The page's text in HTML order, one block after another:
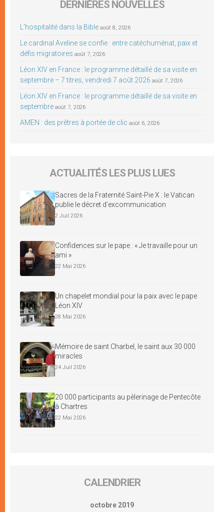
DERNIÈRES NOUVELLES
L’hospitalité dans la Bible août 8, 2026
Le cardinal Aveline se confie : entre catéchuménat, paix et
défis migratoires août 7, 2026
Léon XIV en France : le programme détaillé de sa visite en
septembre – 7 titres, vendredi 7 août 2026 août 7, 2026
Léon XIV en France : le programme détaillé de sa visite en
septembre août 7, 2026
AMEN : des prêtres à portée de clic août 6, 2026
ACTUALITÉS LES PLUS LUES
Sacres de la Fraternité Saint-Pie X : le Vatican
publie le décret d’excommunication
2 Juil 2026
Confidences sur le pape : « Je travaille pour un
ami »
22 Mai 2026
Un chapelet mondial pour la paix avec le pape
Léon XIV
28 Mai 2026
Mémoire de saint Charbel, le saint aux 30 000
miracles
24 Juil 2026
20 000 participants au pèlerinage de Pentecôte
à Chartres
22 Mai 2026
CALENDRIER
octobre 2019